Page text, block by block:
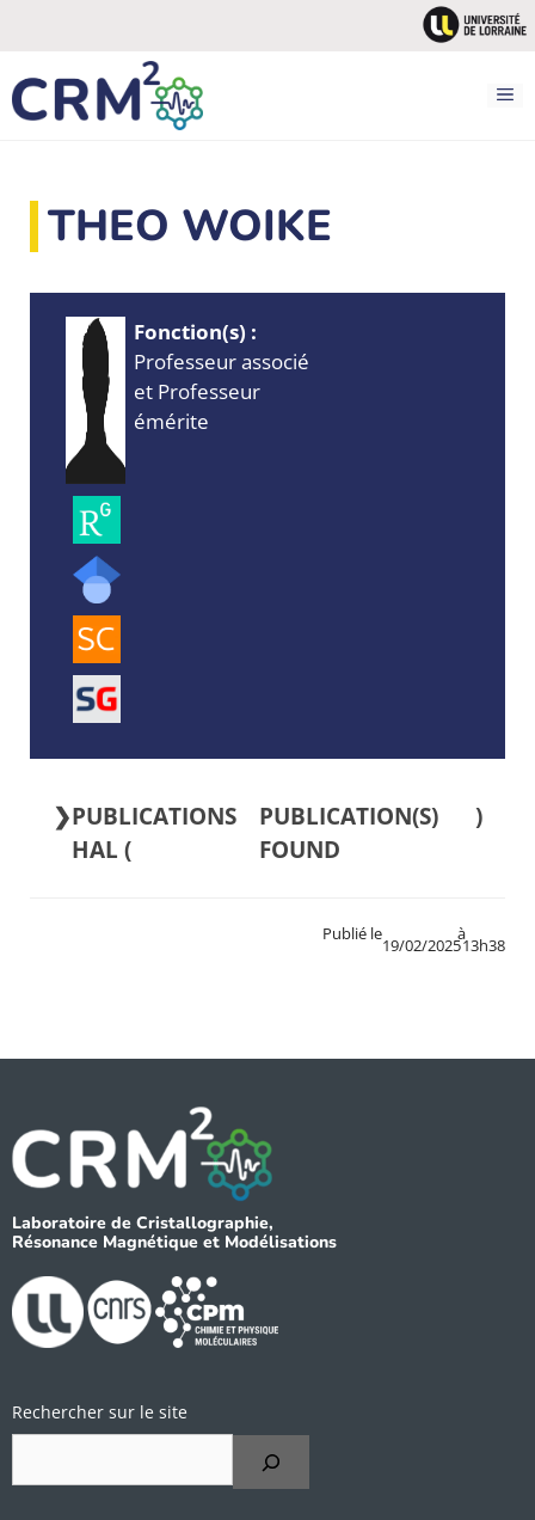
contenu
THEO WOIKE
Fonction(s) :
Professeur associé
et Professeur
émérite
PUBLICATIONS
HAL (
)
Publié le
19/02/2025
à
13h38
Laboratoire de Cristallographie,
Résonance Magnétique et Modélisations
Rechercher sur le site